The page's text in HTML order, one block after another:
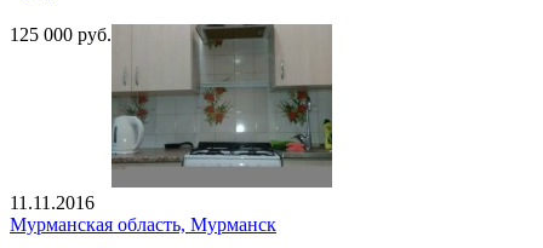
125 000 руб.
11.11.2016
Мурманская область, Мурманск